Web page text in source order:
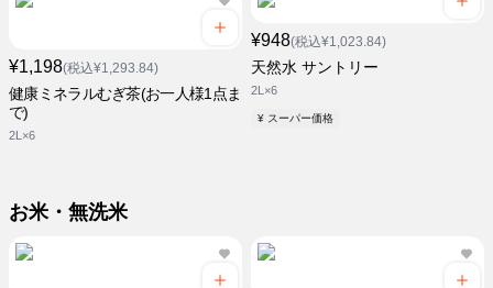
¥1,198(税込¥1,293.84)
健康ミネラルむぎ茶(お一人様1点ま
で)
2L×6
¥948(税込¥1,023.84)
天然水 サントリー
2L×6
¥ スーパー価格
お米・無洗米